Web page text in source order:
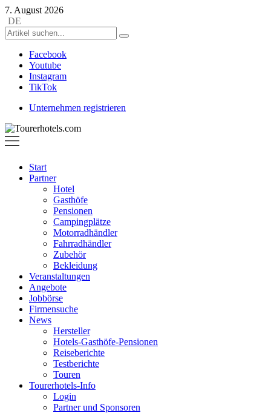
7. August 2026
DE
Facebook
Youtube
Instagram
TikTok
Unternehmen registrieren
Tourerhotels.com
Start
Partner
Hotel
Gasthöfe
Pensionen
Campingplätze
Motorradhändler
Fahrradhändler
Zubehör
Bekleidung
Veranstaltungen
Angebote
Jobbörse
Firmensuche
News
Hersteller
Hotels-Gasthöfe-Pensionen
Reiseberichte
Testberichte
Touren
Tourerhotels-Info
Login
Partner und Sponsoren